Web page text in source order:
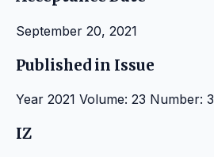
September 20, 2021
Published in Issue
Year 2021 Volume: 23 Number: 3
IZ